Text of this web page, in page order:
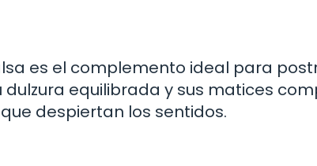
es el complemento ideal para
equilibrada y sus matices
despiertan los sentidos.